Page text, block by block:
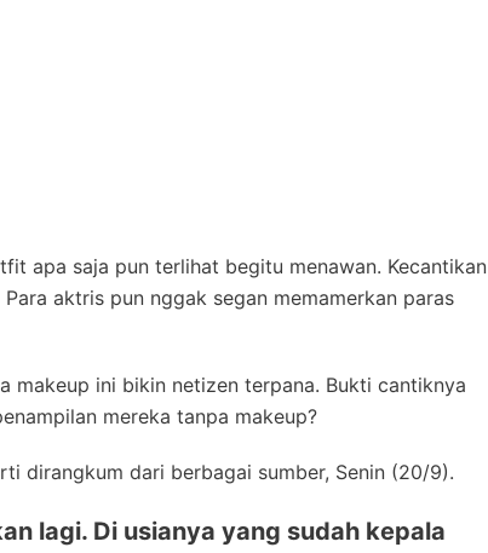
apa saja pun terlihat begitu menawan. Kecantikan
aktris pun nggak segan memamerkan paras
makeup ini bikin netizen terpana. Bukti cantiknya
mereka tanpa makeup?
dirangkum dari berbagai sumber, Senin (20/9).
lagi. Di usianya yang sudah kepala